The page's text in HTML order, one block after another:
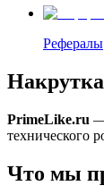
Рефералы
PrimeLike.ru —
технического
Что мы